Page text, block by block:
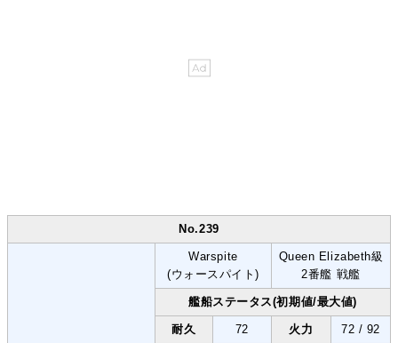
No.239
Warspite
(ウォースパイト)
Queen Elizabeth級
2番艦 戦艦
艦船ステータス(初期値/最大値)
耐久 72 火力 72 / 92